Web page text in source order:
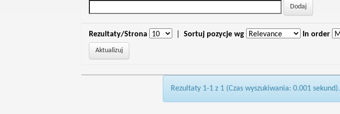
Rezultaty/Strona Sortuj pozycje wg In order
Rezultaty 1-1 z 1 (Czas wyszukiwania: 0.001 sekund).